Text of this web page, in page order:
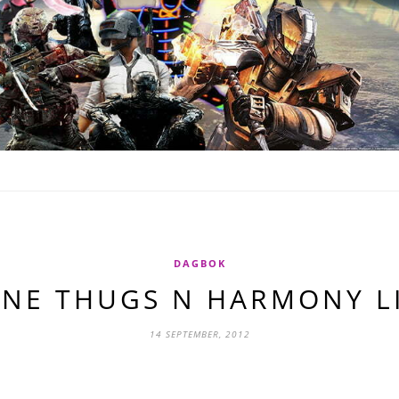
DAGBOK
THUGS N HARMONY
14 SEPTEMBER, 2012